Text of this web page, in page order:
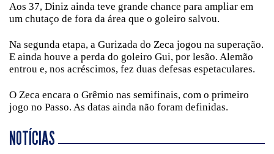
Aos 37, Diniz ainda teve grande chance para ampliar em
um chutaço de fora da área que o goleiro salvou.
Na segunda etapa, a Gurizada do Zeca jogou na superação.
E ainda houve a perda do goleiro Gui, por lesão. Alemão
entrou e, nos acréscimos, fez duas defesas espetaculares.
O Zeca encara o Grêmio nas semifinais, com o primeiro
jogo no Passo. As datas ainda não foram definidas.
NOTÍCIAS